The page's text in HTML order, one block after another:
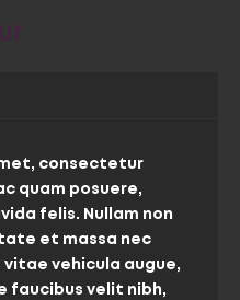
consectetur
quam posuere,
felis. Nullam non
et massa nec
vehicula augue,
faucibus velit nibh,